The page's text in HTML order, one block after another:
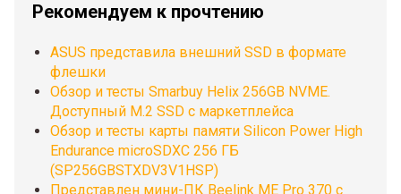
Рекомендуем к прочтению
ASUS представила внешний SSD в формате
флешки
Обзор и тесты Smarbuy Helix 256GB NVME.
Доступный М.2 SSD с маркетплейса
Обзор и тесты карты памяти Silicon Power High
Endurance microSDXC 256 ГБ
(SP256GBSTXDV3V1HSP)
Представлен мини-ПК Beelink ME Pro 370 с